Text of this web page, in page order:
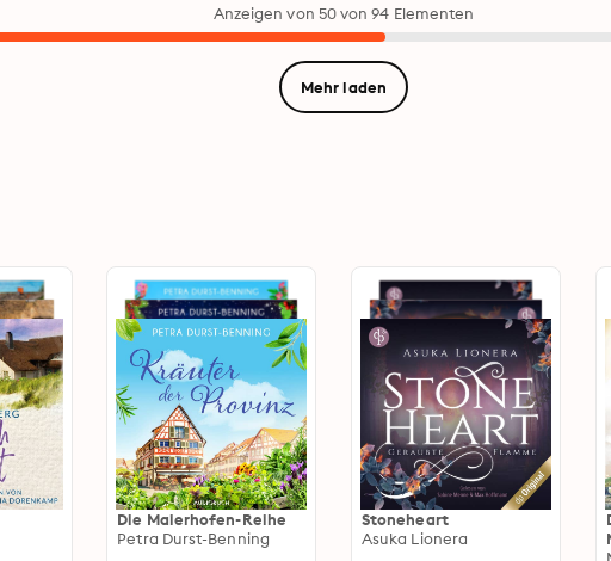
Anzeigen von 50 von 94 Elementen
Mehr laden
Die Maierhofen-Reihe
Petra Durst-Benning
Stoneheart
Asuka Lionera